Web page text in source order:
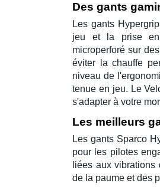
Des gants
Lesgants
jeu et la prise
microperforé sur
éviter la chauffe
niveau de
tenue en jeu. Le
s'adapter à votre
Les meilleurs
Les gants Sparco
pour les pilotes
liées aux
de la paume et des